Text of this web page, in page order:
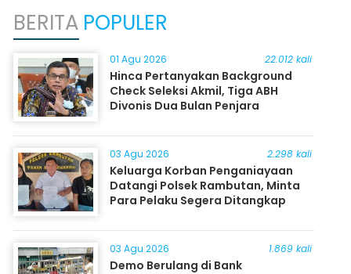
BERITA POPULER
01 Agu 2026 22.012 kali
Hinca Pertanyakan Background
Check Seleksi Akmil, Tiga ABH
Divonis Dua Bulan Penjara
03 Agu 2026 2.298 kali
Keluarga Korban Penganiayaan
Datangi Polsek Rambutan, Minta
Para Pelaku Segera Ditangkap
03 Agu 2026 1.869 kali
Demo Berulang di Bank